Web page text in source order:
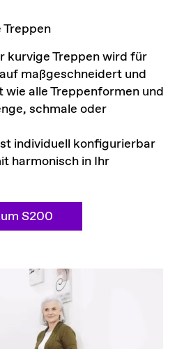
kurvige Treppen wird für
maßgeschneidert und
alle Treppenformen und
schmale oder
individuell konfigurierbar
harmonisch in Ihr
S200